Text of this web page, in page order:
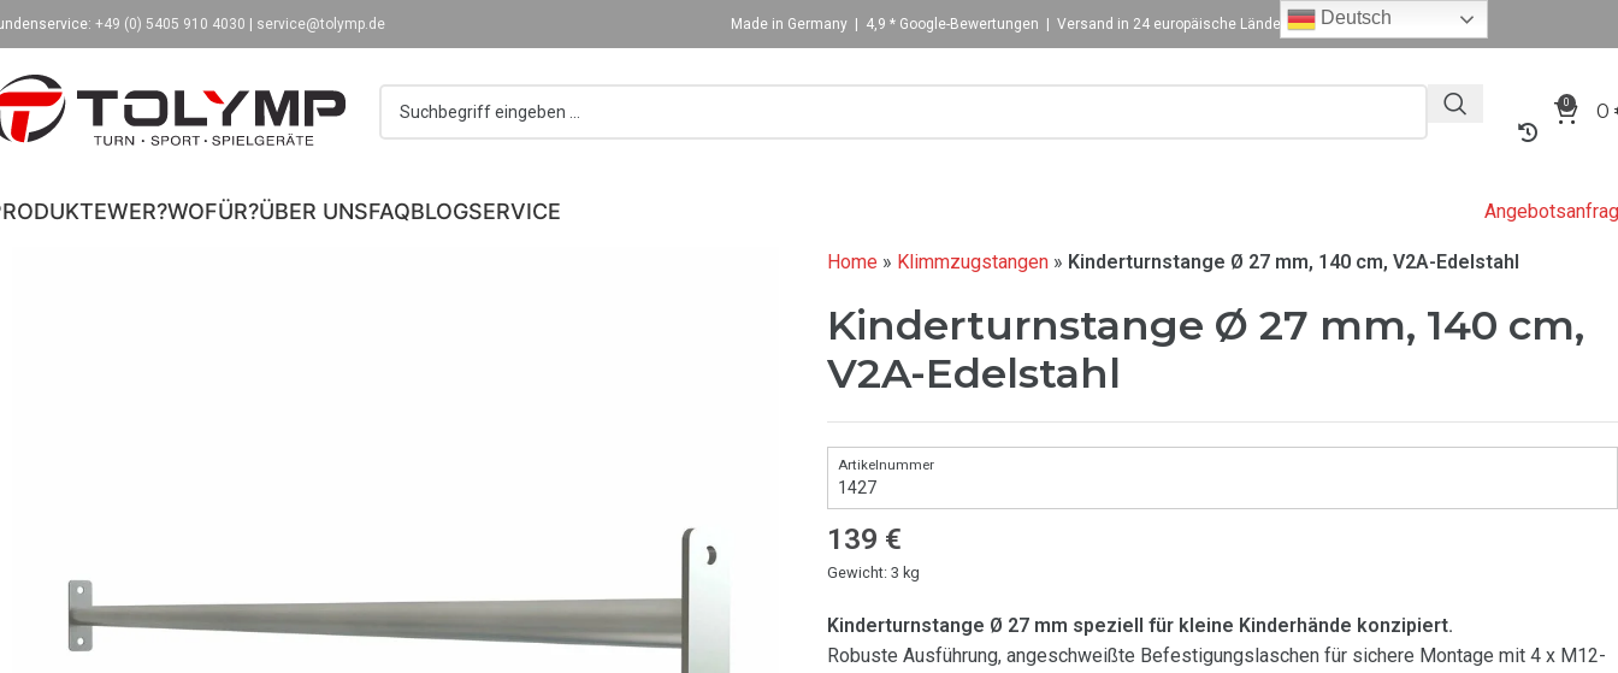
+49 (0) 5405 910 4030 service@tolymp.de Made in Germany | 4,9 * Google-Bewertungen | Versand in 24 europäische Länder
0 0
WER?WOFÜR?ÜBER UNSFAQBLOGSERVICE
Home » Klimmzugstangen » Kinderturnstange Ø 27 mm, 140 cm, V2A-Edelstahl
Kinderturnstange Ø 27 mm, 140 cm,
V2A-Edelstahl
1427
139 €
Gewicht: 3 kg
Kinderturnstange Ø 27 mm speziell für kleine Kinderhände konzipiert.
Robuste Ausführung, angeschweißte Befestigungslaschen für sichere Montage mit 4 x M12-
Deutsch